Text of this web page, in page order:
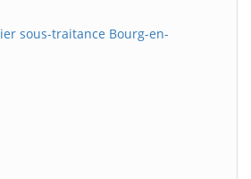
sous-traitance Bourg-en-